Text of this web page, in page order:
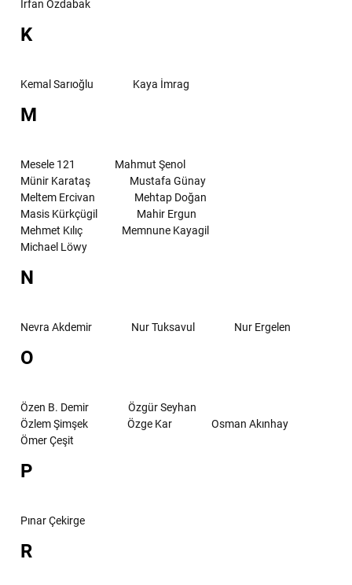
Irfan Özdabak
K
Kemal Sarıoğlu Kaya İmrag
M
Mesele 121
Mahmut Şenol
Münir Karataş
Mustafa Günay
Meltem Ercivan
Mehtap Doğan
Masis Kürkçügil
Mahir Ergun
Mehmet Kılıç
Memnune Kayagil
Michael Löwy
N
Nevra Akdemir Nur Tuksavul Nur Ergelen
O
Özen B. Demir
Özgür Seyhan
Özlem Şimşek
Özge Kar
Osman Akınhay
Ömer Çeşit
P
Pınar Çekirge
R